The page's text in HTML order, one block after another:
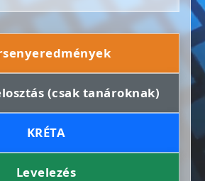
(csak tanároknak)
KRÉTA
Levelezés